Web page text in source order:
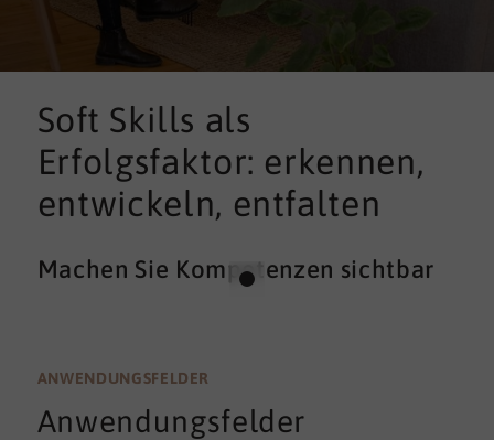
Soft Skills als
Erfolgsfaktor: erkennen,
entwickeln, entfalten
Machen Sie Kompetenzen sichtbar
ANWENDUNGSFELDER
Anwendungsfelder